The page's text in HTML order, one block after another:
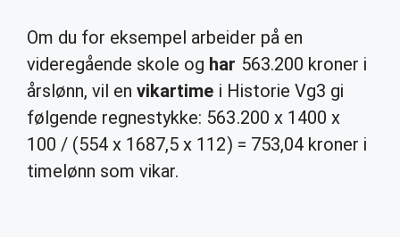
Om du for eksempel arbeider på en
videregående skole og har 563.200 kroner i
årslønn, vil envikartime i Historie Vg3 gi
følgende regnestykke: 563.200 x 1400 x
100 / (554 x 1687,5 x 112) = 753,04 kroner i
timelønn som vikar.